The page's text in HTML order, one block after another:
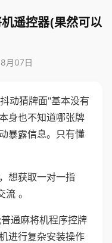
遥控器(果然可以
月07日
动猜牌面"基本没有
身也不知道哪张牌
暴露信息。只有懂
想获取一对一指
。
通麻将机程序控牌
进行复杂安装操作